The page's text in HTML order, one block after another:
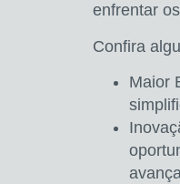
enfrentar
Confira
Maior